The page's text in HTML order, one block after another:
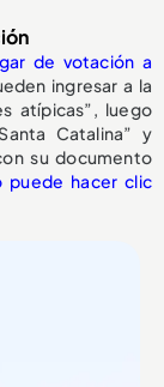
de votación a
ingresar a la
atípicas”, luego
Catalina” y
su documento
puede hacer clic